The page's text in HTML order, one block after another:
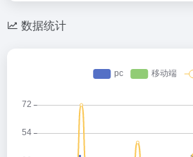
数据统计